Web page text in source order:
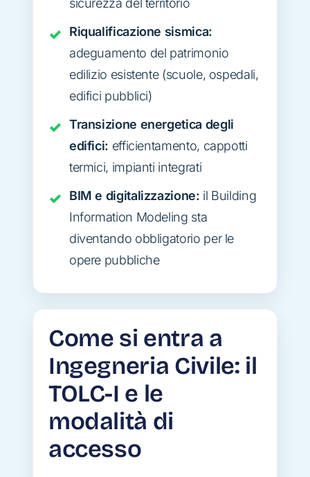
sicurezza del territorio
Riqualificazione sismica:
adeguamento del patrimonio
edilizio esistente (scuole, ospedali,
edifici pubblici)
Transizione energetica degli
edifici: efficientamento, cappotti
termici, impianti integrati
BIM e digitalizzazione: il Building
Information Modeling sta
diventando obbligatorio per le
opere pubbliche
Come si entra a
Ingegneria Civile: il
TOLC-I e le
modalità di
accesso